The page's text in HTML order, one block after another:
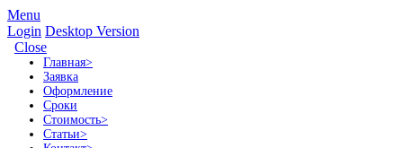
Menu
Login Desktop Version
Close
Главная>
Заявка
Оформление
Сроки
Стоимость>
Статьи>